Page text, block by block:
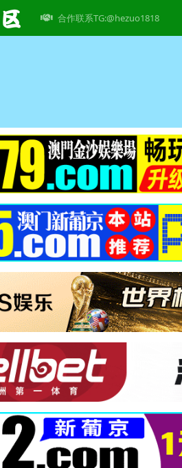
合作联系TG:@hezuo1818